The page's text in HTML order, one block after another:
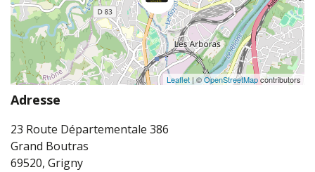
Leaflet | ©OpenStreetMapcontributors
Adresse
23 Route Départementale 386
Grand Boutras
69520, Grigny